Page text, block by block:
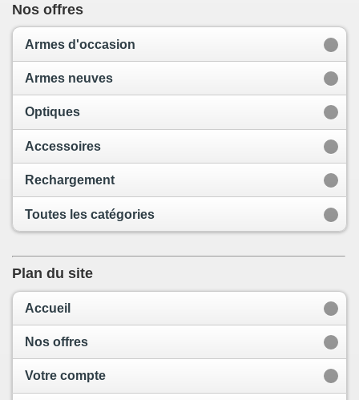
Nos offres
Armes d'occasion
Armes neuves
Optiques
Accessoires
Rechargement
Toutes les catégories
Plan du site
Accueil
Nos offres
Votre compte